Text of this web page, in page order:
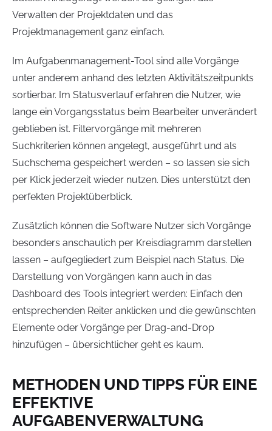
Verwalten der Projektdaten und das
Projektmanagement ganz einfach.
Im Aufgabenmanagement-Tool sind alle Vorgänge
unter anderem anhand des letzten Aktivitätszeitpunkts
sortierbar. Im Statusverlauf erfahren die Nutzer, wie
lange ein Vorgangsstatus beim Bearbeiter unverändert
geblieben ist. Filtervorgänge mit mehreren
Suchkriterien können angelegt, ausgeführt und als
Suchschema gespeichert werden – so lassen sie sich
per Klick jederzeit wieder nutzen. Dies unterstützt den
perfekten Projektüberblick.
Zusätzlich können die Software Nutzer sich Vorgänge
besonders anschaulich per Kreisdiagramm darstellen
lassen – aufgegliedert zum Beispiel nach Status. Die
Darstellung von Vorgängen kann auch in das
Dashboard des Tools integriert werden: Einfach den
entsprechenden Reiter anklicken und die gewünschten
Elemente oder Vorgänge per Drag-and-Drop
hinzufügen – übersichtlicher geht es kaum.
METHODEN UND TIPPS FÜR EINE
EFFEKTIVE
AUFGABENVERWALTUNG